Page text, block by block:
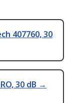
407760, 30
30 dB →